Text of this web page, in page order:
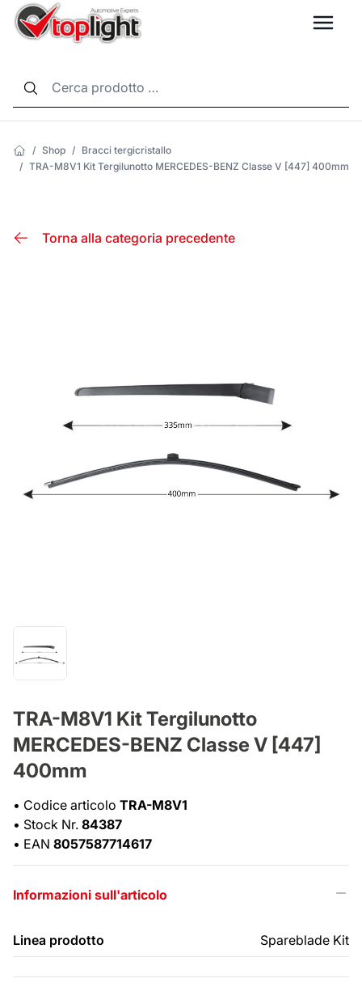
/ Shop / Bracci tergicristallo
/ TRA-M8V1 Kit Tergilunotto MERCEDES-BENZ Classe V [447] 400mm
Torna alla categoria precedente
TRA-M8V1 Kit Tergilunotto
MERCEDES-BENZ Classe V [447]
400mm
• Codice articolo TRA-M8V1
• Stock Nr. 84387
• EAN 8057587714617
Informazioni sull'articolo
Linea prodotto Spareblade Kit